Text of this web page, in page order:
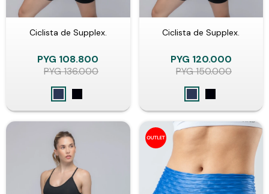
Ciclista de Supplex.
PYG 108.800
PYG136.000
Ciclista de Supplex.
PYG 120.000
PYG150.000